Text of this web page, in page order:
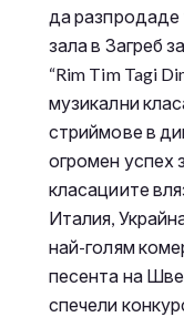
да разпродаде
зала в Загреб
“Rim Tim Tagi
музикални
стриймове в
огромен успех
класациите
Италия,
най-голям
песента на
спечели